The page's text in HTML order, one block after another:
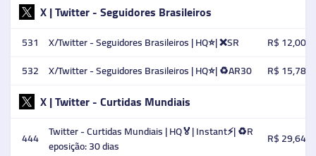
X | Twitter - Seguidores Brasileiros
531 X/Twitter - Seguidores Brasileiros | HQ⭐️| ❌SR
R$ 12,00
532 X/Twitter - Seguidores Brasileiros | HQ⭐️| ♻️AR30 R$ 15,78
X | Twitter - Curtidas Mundiais
444 Twitter - Curtidas Mundiais | HQ🏅| Instant⚡️| ♻️R
eposição: 30 dias
R$ 29,64